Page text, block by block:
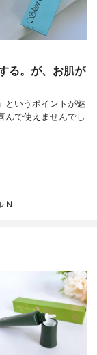
る。が、お肌が
というポイントが魅
んで使えませんでし
N